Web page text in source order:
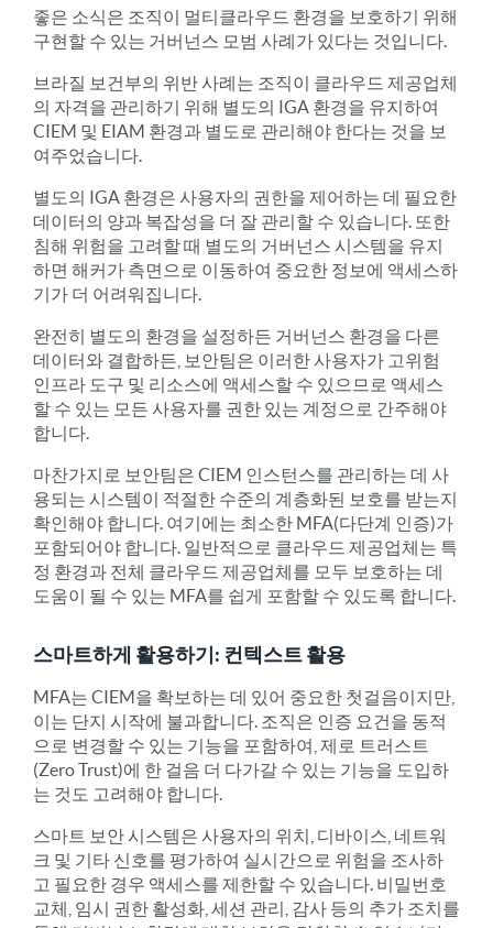
좋은 소식은 조직이 멀티클라우드 환경을 보호하기 위해
구현할 수 있는 거버넌스 모범 사례가 있다는 것입니다.
브라질 보건부의 위반 사례는 조직이 클라우드 제공업체
의 자격을 관리하기 위해 별도의 IGA 환경을 유지하여
CIEM 및 EIAM 환경과 별도로 관리해야 한다는 것을 보
여주었습니다.
별도의 IGA 환경은 사용자의 권한을 제어하는 데 필요한
데이터의 양과 복잡성을 더 잘 관리할 수 있습니다. 또한
침해 위험을 고려할 때 별도의 거버넌스 시스템을 유지
하면 해커가 측면으로 이동하여 중요한 정보에 액세스하
기가 더 어려워집니다.
완전히 별도의 환경을 설정하든 거버넌스 환경을 다른
데이터와 결합하든, 보안팀은 이러한 사용자가 고위험
인프라 도구 및 리소스에 액세스할 수 있으므로 액세스
할 수 있는 모든 사용자를 권한 있는 계정으로 간주해야
합니다.
마찬가지로 보안팀은 CIEM 인스턴스를 관리하는 데 사
용되는 시스템이 적절한 수준의 계층화된 보호를 받는지
확인해야 합니다. 여기에는 최소한 MFA(다단계 인증)가
포함되어야 합니다. 일반적으로 클라우드 제공업체는 특
정 환경과 전체 클라우드 제공업체를 모두 보호하는 데
도움이 될 수 있는 MFA를 쉽게 포함할 수 있도록 합니다.
스마트하게 활용하기: 컨텍스트 활용
MFA는 CIEM을 확보하는 데 있어 중요한 첫걸음이지만,
이는 단지 시작에 불과합니다. 조직은 인증 요건을 동적
으로 변경할 수 있는 기능을 포함하여, 제로 트러스트
(Zero Trust)에 한 걸음 더 다가갈 수 있는 기능을 도입하
는 것도 고려해야 합니다.
스마트 보안 시스템은 사용자의 위치, 디바이스, 네트워
크 및 기타 신호를 평가하여 실시간으로 위험을 조사하
고 필요한 경우 액세스를 제한할 수 있습니다. 비밀번호
교체, 임시 권한 활성화, 세션 관리, 감사 등의 추가 조치를